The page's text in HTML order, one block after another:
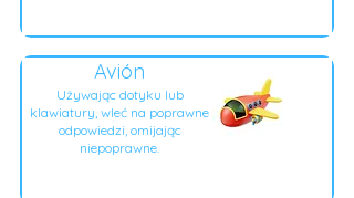
Avión
Używając dotyku lub
klawiatury, wleć na poprawne
odpowiedzi, omijając
niepoprawne.